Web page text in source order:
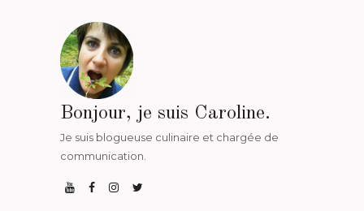
Bonjour, je suis Caroline.
Je suis blogueuse culinaire et chargée de
communication.